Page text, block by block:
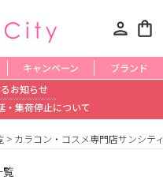
person shopping_bag
キャンペーン
ブランド
お知らせ
・集荷停止について
カラコン・コスメ専門店サンシテ
覧